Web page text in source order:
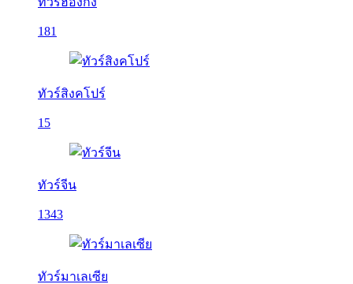
181
ทัวร์สิงคโปร์
15
ทัวร์จีน
1343
ทัวร์มาเลเซีย